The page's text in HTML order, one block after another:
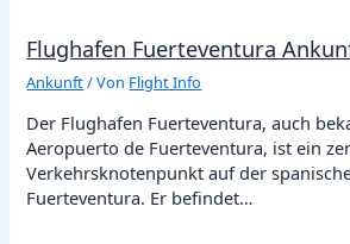
Flughafen Fuerteventura
Ankunft/ Von Flight Info
Der Flughafen Fuerteventura, auch
Aeropuerto de Fuerteventura, ist ein
Verkehrsknotenpunkt auf der
Fuerteventura. Er befindet…